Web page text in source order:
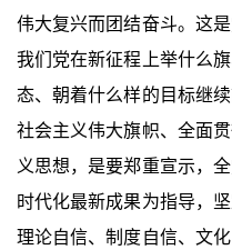
伟大复兴而团结奋斗。这
我们党在新征程上举什么
态、朝着什么样的目标继
社会主义伟大旗帜、全面
义思想，是要郑重宣示，
时代化最新成果为指导，
理论自信、制度自信、文